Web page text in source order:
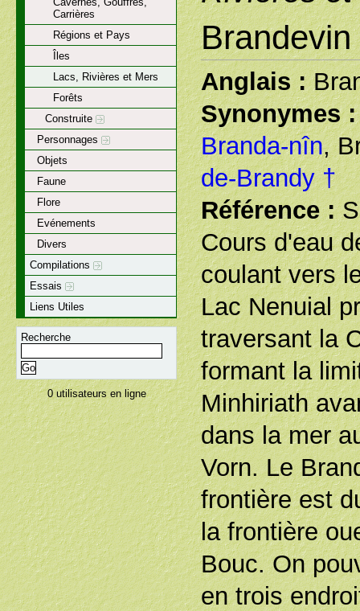
Carrières
Régions et Pays
Îles
Lacs, Rivières et Mers
Forêts
Construite
Personnages
Objets
Faune
Flore
Evénements
Divers
Compilations
Essais
Liens Utiles
Recherche
0 utilisateurs en ligne
Brandevin
Anglais :
Synonymes :
Branda-nîn,
de-Brandy †
Référence :
Cours d'eau
coulant vers
Lac Nenuial
traversant la
formant la
Minhiriath
dans la mer
Vorn. Le
frontière est
la frontière
Bouc. On
en trois